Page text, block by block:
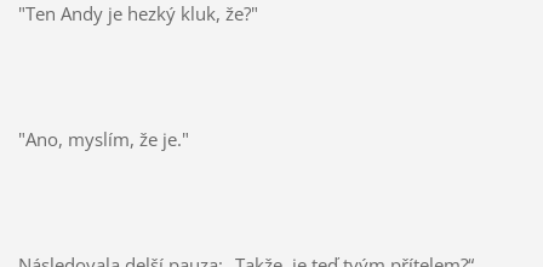
"Ten Andy je hezký kluk, že?"
"Ano, myslím, že je."